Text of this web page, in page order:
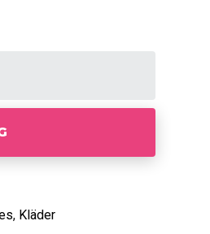
, Kläder